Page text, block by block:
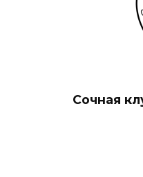
Сочная